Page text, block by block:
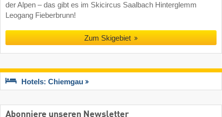
der Alpen – das gibt es im Skicircus Saalbach Hinterglemm
Leogang Fieberbrunn!
Zum Skigebiet
Hotels: Chiemgau
Abonniere unseren Newsletter